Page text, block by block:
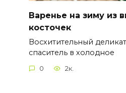
Варенье на зиму из
косточек
Восхитительный
спаситель в холодное
0 2к.